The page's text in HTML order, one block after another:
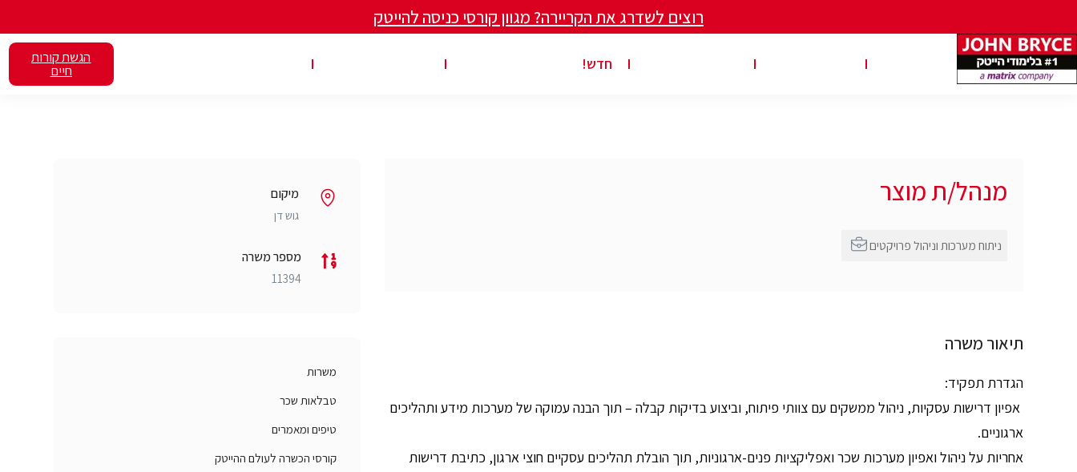
רוצים לשדרג את הקריירה? מגוון קורסי כניסה להייטק
חדש! הגשת קורות
חיים
מנהל/ת מוצר
תיאור משרה
הגדרת תפקיד:
אפיון דרישות עסקיות, ניהול ממשקים עם צוותי פיתוח, וביצוע בדיקות קבלה – תוך הבנה עמוקה של מערכות מידע ותהליכים
ארגוניים.
אחריות על ניהול ואפיון מערכות שכר ואפליקציות פנים-ארגוניות, תוך הובלת תהליכים עסקיים חוצי ארגון, כתיבת דרישות
מיקום
גוש דן
מספר משרה
11394
משרות
טבלאות שכר
טיפים ומאמרים
קורסי הכשרה לעולם ההייטק